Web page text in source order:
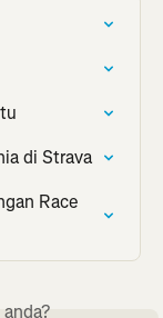
di Strava
Race